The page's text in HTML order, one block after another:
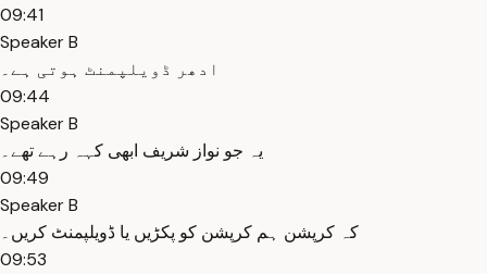
09:41
Speaker B
ادھر ڈویلپمنٹ ہوتی ہے۔
09:44
Speaker B
یہ جو نواز شریف ابھی کہہ رہے تھے۔
09:49
Speaker B
کہ کرپشن ہم کرپشن کو پکڑیں یا ڈویلپمنٹ کریں۔
09:53